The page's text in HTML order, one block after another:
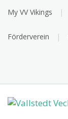
My VV Vikings
Förderverein